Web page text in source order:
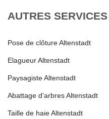
AUTRES SERVICES
Pose de clôture Altenstadt
Elagueur Altenstadt
Paysagiste Altenstadt
Abattage d'arbres Altenstadt
Taille de haie Altenstadt